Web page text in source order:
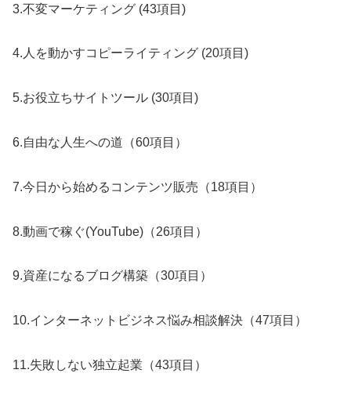
3.不変マーケティング (43項目)
4.人を動かすコピーライティング (20項目)
5.お役立ちサイトツール (30項目)
6.自由な人生への道（60項目）
7.今日から始めるコンテンツ販売（18項目）
8.動画で稼ぐ(YouTube)（26項目）
9.資産になるブログ構築（30項目）
10.インターネットビジネス悩み相談解決（47項目）
11.失敗しない独立起業（43項目）